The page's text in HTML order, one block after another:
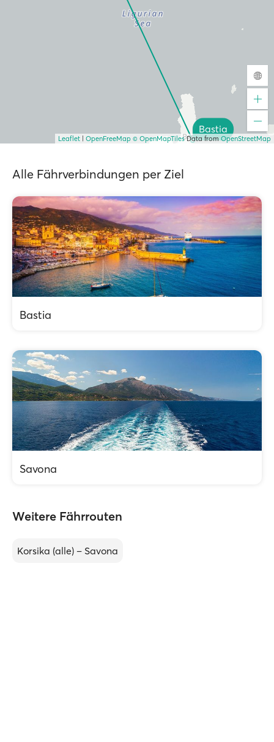
Bastia
Leaflet OpenFreeMap © OpenMapTilesData fromOpenStreetMap
Alle Fährverbindungen per Ziel
Bastia
Savona
Weitere Fährrouten
Korsika (alle) – Savona